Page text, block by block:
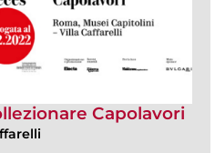
Capolavori